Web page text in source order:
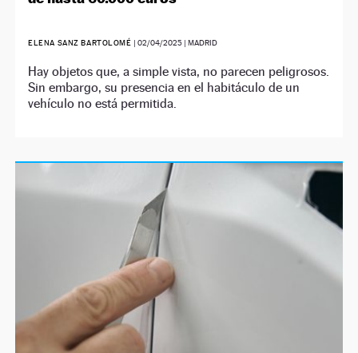
ELENA SANZ BARTOLOMÉ | 02/04/2025| MADRID
Hay objetos que, a simple vista, no parecen peligrosos.
Sin embargo, su presencia en el habitáculo de un
vehículo no está permitida.